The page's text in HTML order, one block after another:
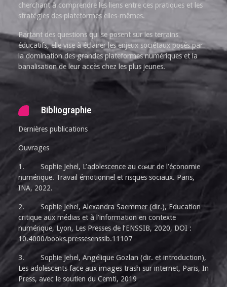
cherchant à comprendre les liens entre ces pratiques et les
stratégies des plateformes elles-mêmes.
Partant des questions qui se posent sur les terrains
éducatifs, elle vise à éclairer les enjeux sociétaux posés par
la domination des grandes plateformes numériques et la
banalisation de leur accès chez les plus jeunes.
Bibliographie
Dernières publications
Ouvrages
1. Sophie Jehel, L’adolescence au cœur de l’économie
numérique. Travail émotionnel et risques sociaux. Paris,
INA, 2022.
2. Sophie Jehel, Alexandra Saemmer (dir.), Education
critique aux médias et à l’information en contexte
numérique, Lyon, Les Presses de l’ENSSIB, 2020, DOI :
10.4000/books.pressesenssib.11107
3. Sophie Jehel, Angélique Gozlan (dir. et introduction),
Les adolescents face aux images trash sur internet, Paris, In
Press, avec le soutien du Cemti, 2019